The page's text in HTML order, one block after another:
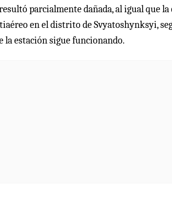
parcialmente dañada, al igual que
en el distrito de Svyatoshynksyi,
la estación sigue funcionando.